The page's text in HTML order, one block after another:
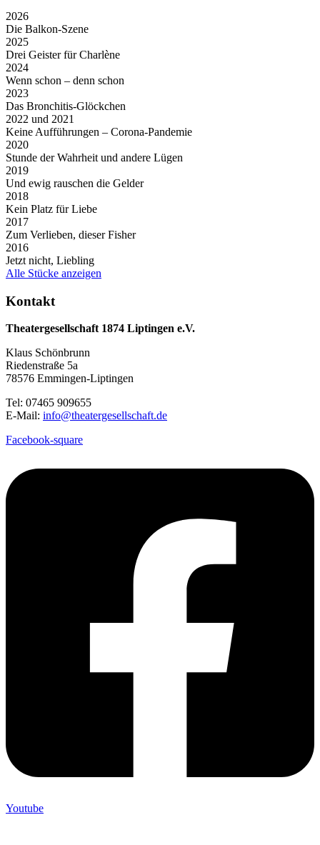
2026
Die Balkon-Szene
2025
Drei Geister für Charlène
2024
Wenn schon – denn schon
2023
Das Bronchitis-Glöckchen
2022 und 2021
Keine Aufführungen – Corona-Pandemie
2020
Stunde der Wahrheit und andere Lügen
2019
Und ewig rauschen die Gelder
2018
Kein Platz für Liebe
2017
Zum Verlieben, dieser Fisher
2016
Jetzt nicht, Liebling
Alle Stücke anzeigen
Kontakt
Theatergesellschaft 1874 Liptingen e.V.
Klaus Schönbrunn
Riedenstraße 5a
78576 Emmingen-Liptingen
Tel: 07465 909655
E-Mail: info@theatergesellschaft.de
Facebook-square
Youtube